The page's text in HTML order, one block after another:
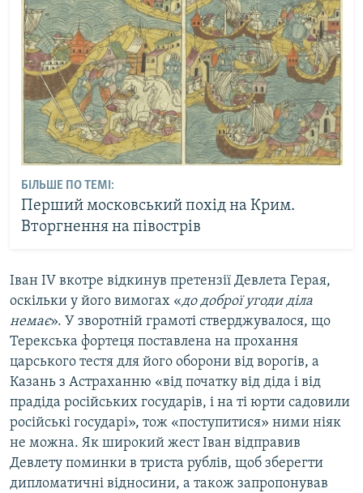
БІЛЬШЕ ПО ТЕМІ:
Перший московський похід на Крим.
Вторгнення на півострів
Іван IV вкотре відкинув претензії Девлета Герая,
оскільки у його вимогах «до доброї угоди діла
немає». У зворотній грамоті стверджувалося, що
Терекська фортеця поставлена на прохання
царського тестя для його оборони від ворогів, а
Казань з Астраханню «від початку від діда і від
прадіда російських государів, і на ті юрти садовили
російські государі», тож «поступитися» ними ніяк
не можна. Як широкий жест Іван відправив
Девлету поминки в триста рублів, щоб зберегти
дипломатичні відносини, а також запропонував